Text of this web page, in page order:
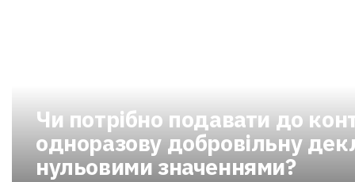
Чи потрібно подавати до
одноразову добровільну
нульовими значеннями?